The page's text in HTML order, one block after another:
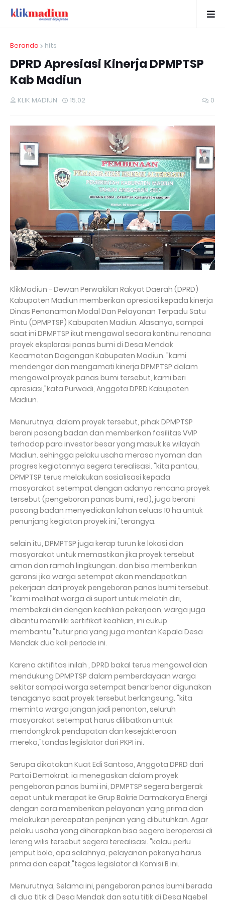
Beranda hits
DPRD Apresiasi Kinerja DPMPTSP
Kab Madiun
KLIK MADIUN 15.02 0
KlikMadiun - Dewan Perwakilan Rakyat Daerah (DPRD)
Kabupaten Madiun memberikan apresiasi kepada kinerja
Dinas Penanaman Modal Dan Pelayanan Terpadu Satu
Pintu (DPMPTSP) Kabupaten Madiun. Alasanya, sampai
saat ini DPMPTSP ikut mengawal secara kontinu rencana
proyek eksplorasi panas bumi di Desa Mendak
Kecamatan Dagangan Kabupaten Madiun. "kami
mendengar dan mengamati kinerja DPMPTSP dalam
mengawal proyek panas bumi tersebut, kami beri
apresiasi,"kata Purwadi, Anggota DPRD Kabupaten
Madiun.
Menurutnya, dalam proyek tersebut, pihak DPMPTSP
berani pasang badan dan memberikan fasilitas VVIP
terhadap para investor besar yang masuk ke wilayah
Madiun. sehingga pelaku usaha merasa nyaman dan
progres kegiatannya segera terealisasi. "kita pantau,
DPMPTSP terus melakukan sosialisasi kepada
masyarakat setempat dengan adanya rencana proyek
tersebut (pengeboran panas bumi, red), juga berani
pasang badan menyediakan lahan seluas 10 ha untuk
penunjang kegiatan proyek ini,"terangya.
selain itu, DPMPTSP juga kerap turun ke lokasi dan
masyarakat untuk memastikan jika proyek tersebut
aman dan ramah lingkungan. dan bisa memberikan
garansi jika warga setempat akan mendapatkan
pekerjaan dari proyek pengeboran panas bumi tersebut.
"kami melihat warga di suport untuk melatih diri,
membekali diri dengan keahlian pekerjaan, warga juga
dibantu memiliki sertifikat keahlian, ini cukup
membantu,"tutur pria yang juga mantan Kepala Desa
Mendak dua kali periode ini.
Karena aktifitas inilah , DPRD bakal terus mengawal dan
mendukung DPMPTSP dalam pemberdayaan warga
sekitar sampai warga setempat benar benar digunakan
tenaganya saat proyek tersebut berlangsung. "kita
meminta warga jangan jadi penonton, seluruh
masyarakat setempat harus dilibatkan untuk
mendongkrak pendapatan dan kesejakteraan
mereka,"tandas legislator dari PKPI ini.
Serupa dikatakan Kuat Edi Santoso, Anggota DPRD dari
Partai Demokrat. ia menegaskan dalam proyek
pengeboran panas bumi ini, DPMPTSP segera bergerak
cepat untuk merapat ke Grup Bakrie Darmakarya Energi
dengan cara memberikan pelayanan yang prima dan
melakukan percepatan perijinan yang dibutuhkan. Agar
pelaku usaha yang diharapkan bisa segera beroperasi di
lereng wilis tersebut segera terealisasi. "kalau perlu
jemput bola, apa salahnya, pelayanan pokonya harus
prima dan cepat,"tegas legislator di Komisi B ini.
Menurutnya, Selama ini, pengeboran panas bumi berada
di dua titik di Desa Mendak dan satu titik di Desa Ngebel